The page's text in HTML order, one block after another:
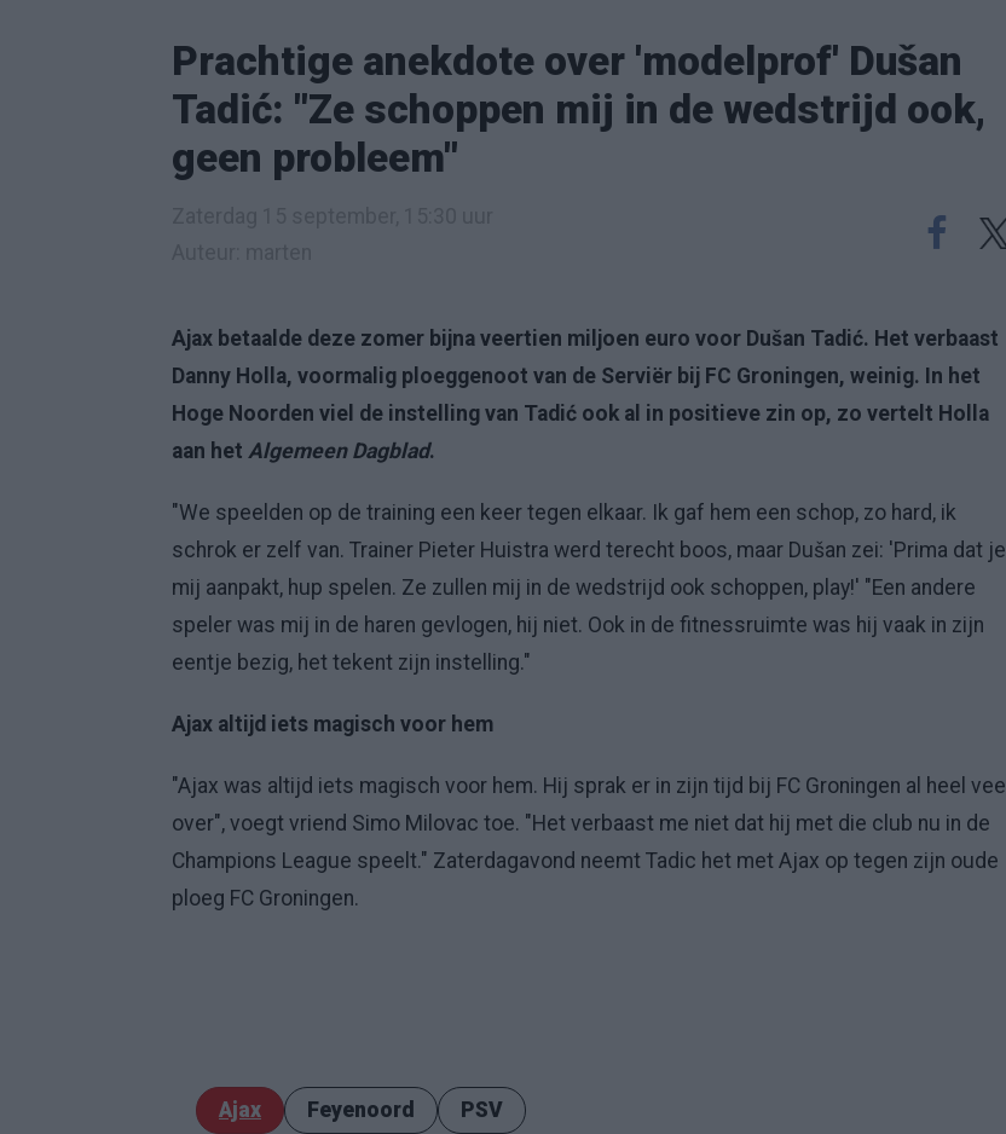
Prachtige anekdote over 'modelprof' Dušan
Tadić: "Ze schoppen mij in de wedstrijd ook,
geen probleem"
Ajax betaalde deze zomer bijna veertien miljoen euro voor Dušan Tadić. Het verbaast
Danny Holla, voormalig ploeggenoot van de Serviër bij FC Groningen, weinig. In het
Hoge Noorden viel de instelling van Tadić ook al in positieve zin op, zo vertelt Holla
aan het Algemeen Dagblad.
"We speelden op de training een keer tegen elkaar. Ik gaf hem een schop, zo hard, ik
schrok er zelf van. Trainer Pieter Huistra werd terecht boos, maar Dušan zei: 'Prima dat je
mij aanpakt, hup spelen. Ze zullen mij in de wedstrijd ook schoppen, play!' "Een andere
speler was mij in de haren gevlogen, hij niet. Ook in de fitnessruimte was hij vaak in zijn
eentje bezig, het tekent zijn instelling."
Ajax altijd iets magisch voor hem
"Ajax was altijd iets magisch voor hem. Hij sprak er in zijn tijd bij FC Groningen al heel veel
over", voegt vriend Simo Milovac toe. "Het verbaast me niet dat hij met die club nu in de
Champions League speelt." Zaterdagavond neemt Tadic het met Ajax op tegen zijn oude
ploeg FC Groningen.
Ajax Feyenoord PSV